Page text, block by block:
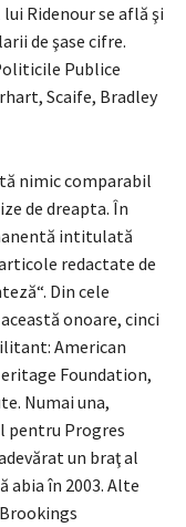
Ridenour se află şi
de şase cifre.
Publice
Scaife, Bradley
nimic comparabil
de dreapta. În
intitulată
redactate de
Din cele
onoare, cinci
American
Foundation,
Numai una,
pentru Progres
un braţ al
în 2003. Alte